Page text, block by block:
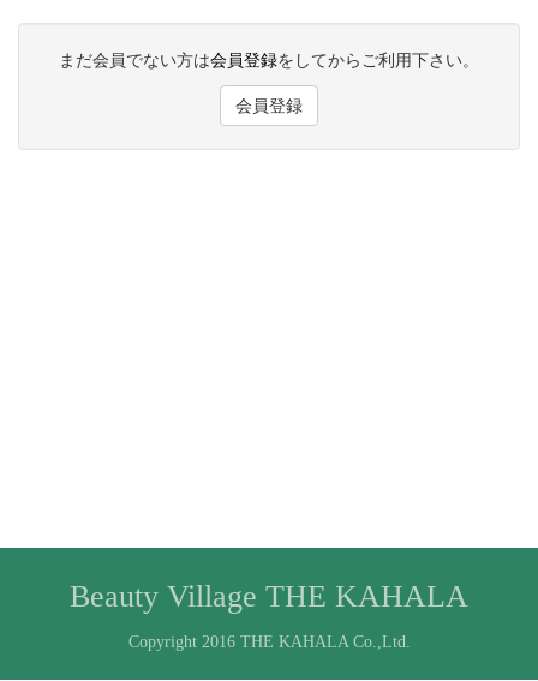
まだ会員でない方は会員登録をしてからご利用下さい。
会員登録
Beauty Village THE KAHALA
Copyright 2016 THE KAHALA Co.,Ltd.